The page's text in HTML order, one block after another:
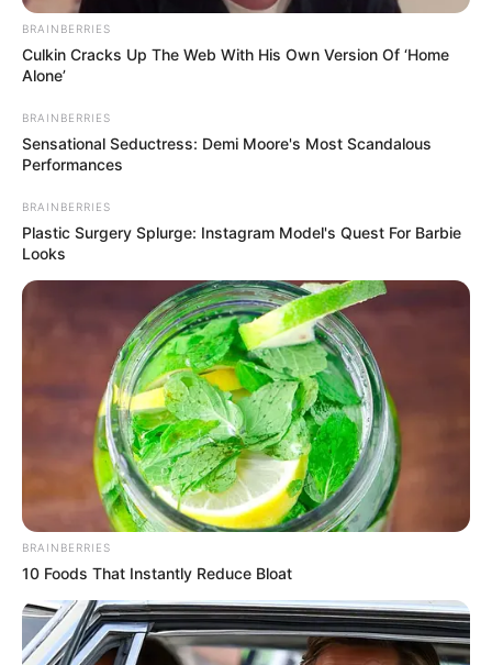
BRAINBERRIES
Culkin Cracks Up The Web With His Own Version Of ‘Home
Alone’
BRAINBERRIES
Sensational Seductress: Demi Moore's Most Scandalous
Performances
BRAINBERRIES
Plastic Surgery Splurge: Instagram Model's Quest For Barbie
Looks
BRAINBERRIES
10 Foods That Instantly Reduce Bloat